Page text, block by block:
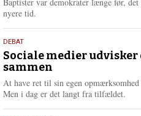
Baptister var demokrater længe før,
nyere tid.
18.
maj
2026
DEBAT
Sociale medier udvisker
sammen
At have ret til sin egen
Men i dag er det langt fra tilfældet.